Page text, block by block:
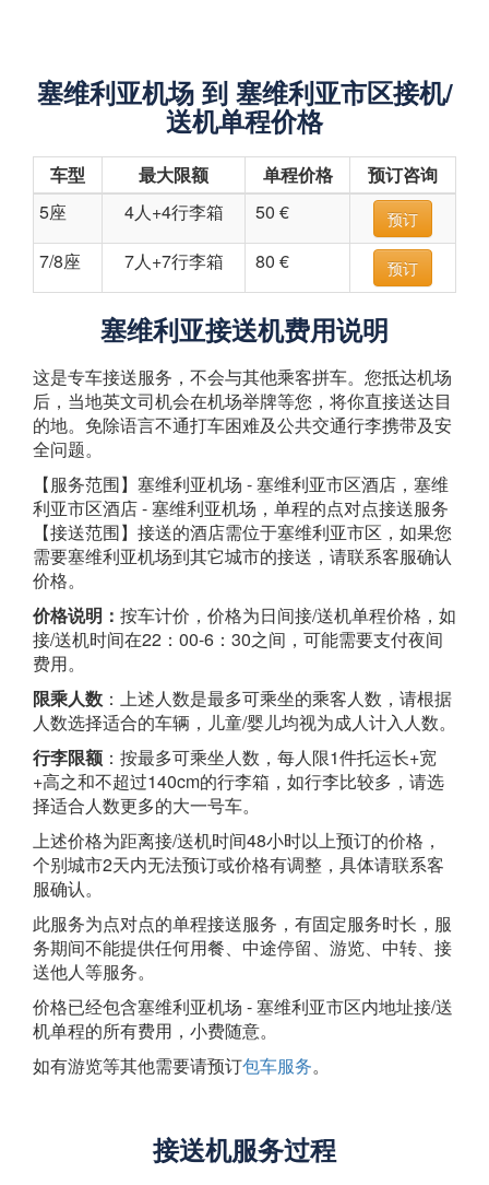
塞维利亚机场 到 塞维利亚市区接机/
送机单程价格
车型 最大限额 单程价格
预订咨询
5座
4人+4行李箱 50 € 预订
7/8座 7人+7行李箱 80 € 预订
塞维利亚接送机费用说明
这是专车接送服务，不会与其他乘客拼车。您抵达机场
后，当地英文司机会在机场举牌等您，将你直接送达目
的地。免除语言不通打车困难及公共交通行李携带及安
全问题。
【服务范围】塞维利亚机场 - 塞维利亚市区酒店，塞维
利亚市区酒店 - 塞维利亚机场，单程的点对点接送服务
【接送范围】接送的酒店需位于塞维利亚市区，如果您
需要塞维利亚机场到其它城市的接送，请联系客服确认
价格。
价格说明： 按车计价，价格为日间接/送机单程价格，如
接/送机时间在22：00-6：30之间，可能需要支付夜间
费用。
限乘人数 ：上述人数是最多可乘坐的乘客人数，请根据
人数选择适合的车辆，儿童/婴儿均视为成人计入人数。
行李限额 ：按最多可乘坐人数，每人限1件托运长+宽
+高之和不超过140cm的行李箱，如行李比较多，请选
择适合人数更多的大一号车。
上述价格为距离接/送机时间48小时以上预订的价格，
个别城市2天内无法预订或价格有调整，具体请联系客
服确认。
此服务为点对点的单程接送服务，有固定服务时长，服
务期间不能提供任何用餐、中途停留、游览、中转、接
送他人等服务。
价格已经包含塞维利亚机场 - 塞维利亚市区内地址接/送
机单程的所有费用，小费随意。
如有游览等其他需要请预订包车服务。
接送机服务过程